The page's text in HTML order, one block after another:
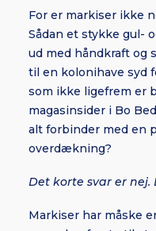
For er markiser ikke
Sådan et stykke gul-
ud med håndkraft og
til en kolonihave syd
som ikke ligefrem er
magasinsider i Bo
alt forbinder med en
overdækning?
Det korte svar er nej.
Markiser har måske